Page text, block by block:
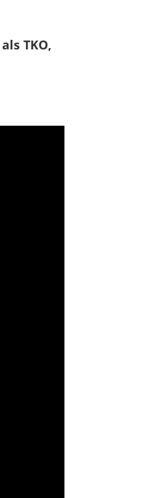
TKO,